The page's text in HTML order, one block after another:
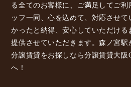
る全てのお客様に、ご満足してご利
ッフ一同、心を込めて、対応させて
かったと納得、安心していただける
提供させていただきます。森ノ宮
分譲賃貸をお探しなら分譲賃貸大阪
へ！